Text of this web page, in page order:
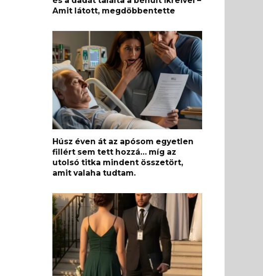
Amit látott, megdöbbentette
Húsz éven át az apósom egyetlen
fillért sem tett hozzá… míg az
utolsó titka mindent összetört,
amit valaha tudtam.